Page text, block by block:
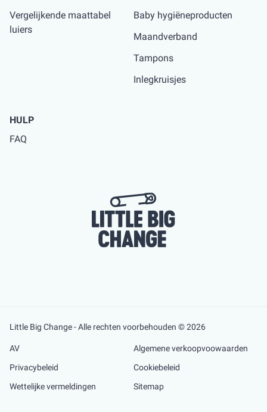
Vergelijkende maattabel
luiers
Baby hygiëneproducten
Maandverband
Tampons
Inlegkruisjes
HULP
FAQ
Little Big Change - Alle rechten voorbehouden © 2026
AV
Algemene verkoopvoowaarden
Privacybeleid
Cookiebeleid
Wettelijke vermeldingen
Sitemap